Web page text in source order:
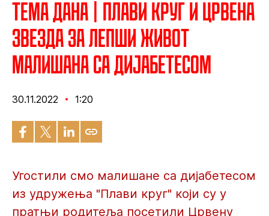
Тема дана | Плави круг и Црвена
звезда за лепши живот
малишана са дијабетесом
30.11.2022 1:20
Угостили смо малишане са дијабетесом
из удружења "Плави круг" који су у
пратњи родитеља посетили Црвену